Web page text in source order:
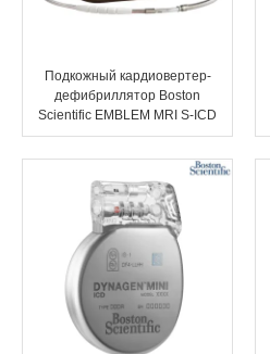
Подкожный кардиовертер-
дефибриллятор Boston
Scientific EMBLEM MRI S-ICD